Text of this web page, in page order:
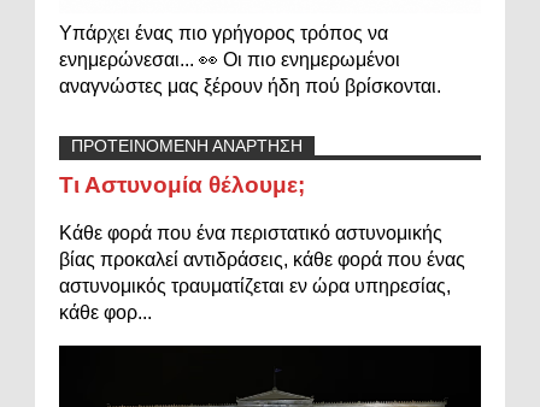
Υπάρχει ένας πιο γρήγορος τρόπος να
ενημερώνεσαι... 👀 Οι πιο ενημερωμένοι
αναγνώστες μας ξέρουν ήδη πού βρίσκονται.
ΠΡΟΤΕΙΝΟΜΕΝΗ ΑΝΑΡΤΗΣΗ
Τι Αστυνομία θέλουμε;
Κάθε φορά που ένα περιστατικό αστυνομικής
βίας προκαλεί αντιδράσεις, κάθε φορά που ένας
αστυνομικός τραυματίζεται εν ώρα υπηρεσίας,
κάθε φορ...